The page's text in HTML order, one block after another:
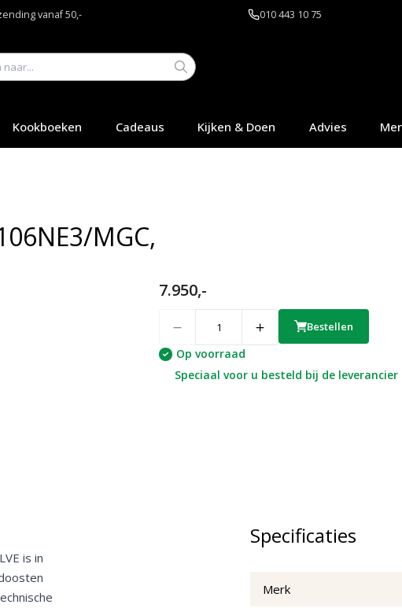
vanaf 50,- 010 443 10 75
Kookboeken Cadeaus Kijken & Doen Advies
MGC,
7.950,-
Bestellen
Op voorraad
Speciaal voor u besteld bij de
is in
Specificaties
Merk